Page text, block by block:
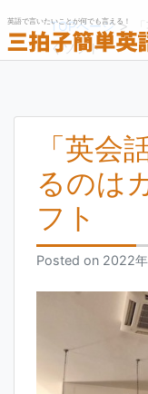
to
content
英語で言いたいことが何でも言える！
TOPページ>
くソフト
「英会
るのは
フト
Posted on 2022